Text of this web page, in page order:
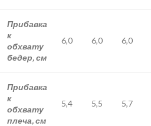
Прибавка
к
обхвату
бедер, см
6,0 6,0 6,0
Прибавка
к
обхвату
плеча, см
5,4 5,5 5,7